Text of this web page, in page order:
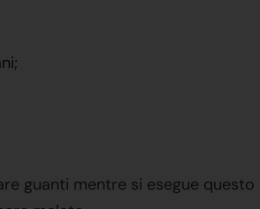
guanti mentre si esegue